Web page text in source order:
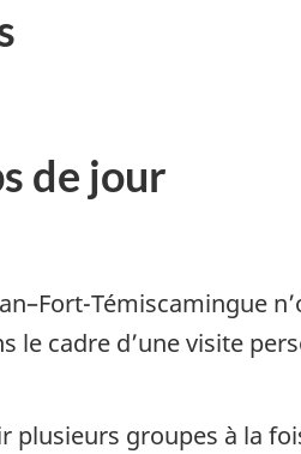
de jour
Témiscamingue
cadre d’une visite
plusieurs groupes à la